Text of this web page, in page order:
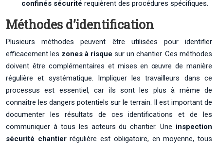
confinés sécurité requièrent des procédures spécifiques.
Méthodes d’identification
Plusieurs méthodes peuvent être utilisées pour identifier
efficacement les zones à risque sur un chantier. Ces méthodes
doivent être complémentaires et mises en œuvre de manière
régulière et systématique. Impliquer les travailleurs dans ce
processus est essentiel, car ils sont les plus à même de
connaître les dangers potentiels sur le terrain. Il est important de
documenter les résultats de ces identifications et de les
communiquer à tous les acteurs du chantier. Une inspection
sécurité chantierrégulière est obligatoire, en moyenne, tous